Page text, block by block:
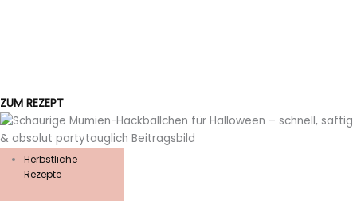
ZUM REZEPT
Herbstliche
Rezepte